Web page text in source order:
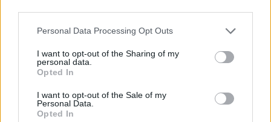
Personal Data Processing Opt Outs
I want to opt-out of the Sharing of my
personal data.
Opted In
I want to opt-out of the Sale of my
Personal Data.
Opted In